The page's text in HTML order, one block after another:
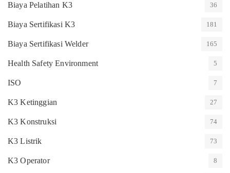
Biaya Pelatihan K3 36
Biaya Sertifikasi K3 181
Biaya Sertifikasi Welder 165
Health Safety Environment 5
ISO 7
K3 Ketinggian 27
K3 Konstruksi 74
K3 Listrik 73
K3 Operator 8